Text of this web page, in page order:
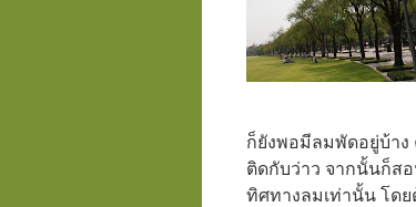
ก็ยังพอมีลมพัดอยู่บ้าง
ติดกับว่าว จากนั้นก็ส
ทิศทางลมเท่านั้น โดย